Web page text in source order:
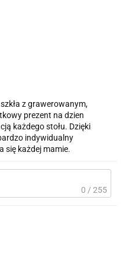
z grawerowanym,
prezent na dzien
każdego stołu. Dzięki
indywidualny
się każdej mamie.
0 / 255